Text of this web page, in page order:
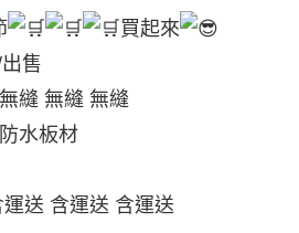
買起來
售
縫 無縫 無縫
水板材
送 含運送 含運送